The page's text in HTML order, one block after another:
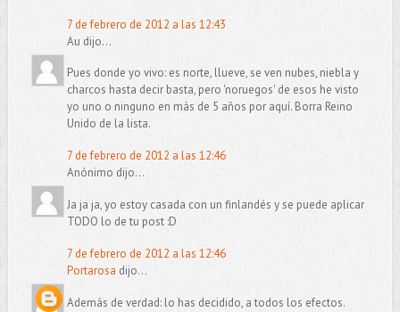
7 de febrero de 2012 a las 12:43
Au dijo...
Pues donde yo vivo: es norte, llueve, se ven nubes, niebla y
charcos hasta decir basta, pero 'noruegos' de esos he visto
yo uno o ninguno en más de 5 años por aquí. Borra Reino
Unido de la lista.
7 de febrero de 2012 a las 12:46
Anónimo dijo...
Ja ja ja, yo estoy casada con un finlandés y se puede aplicar
TODO lo de tu post :D
7 de febrero de 2012 a las 12:46
Portarosa dijo...
Además de verdad: lo has decidido, a todos los efectos.